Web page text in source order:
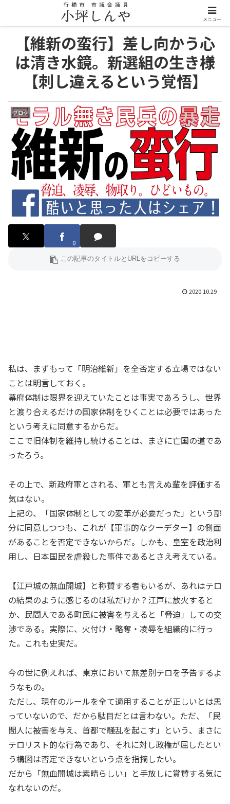
【維新の蛮行】差し向かう心
は清き水鏡。新選組の生き様
【刺し違えるという覚悟】
ブログ
0
2020.10.29
私は、まずもって「明治維新」を全否定する立場ではない
ことは明言しておく。
幕府体制は限界を迎えていたことは事実であろうし、世界
と渡り合えるだけの国家体制をひくことは必要ではあった
という考えに同意するからだ。
ここで旧体制を維持し続けることは、まさに亡国の道であ
ったろう。
その上で、新政府軍とされる、軍とも言えぬ輩を評価する
気はない。
上記の、「国家体制としての変革が必要だった」という部
分に同意しつつも、これが【軍事的なクーデター】の側面
があることを否定できないからだ。しかも、皇室を政治利
用し、日本国民を虐殺した事件であるとさえ考えている。
【江戸城の無血開城】と称賛する者もいるが、あれはテロ
の結果のように感じるのは私だけか？江戸に放火すると
か、民間人である町民に被害を与えると「脅迫」しての交
渉である。実際に、火付け・略奪・凌辱を組織的に行っ
た。これも史実だ。
今の世に例えれば、東京において無差別テロを予告するよ
うなもの。
ただし、現在のルールを全て適用することが正しいとは思
っていないので、だから駄目だとは言わない。ただ、「民
間人に被害を与え、首都で騒乱を起こす」という、まさに
テロリスト的な行為であり、それに対し政権が屈したとい
う構図は否定できないという点を指摘したい。
だから「無血開城は素晴らしい」と手放しに賞賛する気に
なれないのだ。
メニュー